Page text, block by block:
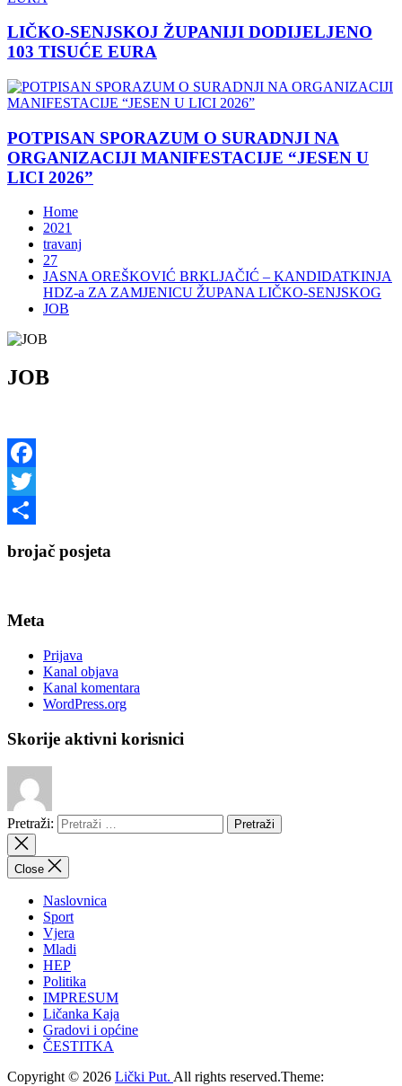
LIČKO-SENJSKOJ ŽUPANIJI DODIJELJENO
103 TISUĆE EURA
POTPISAN SPORAZUM O SURADNJI NA
ORGANIZACIJI MANIFESTACIJE “JESEN U
LICI 2026”
Home
2021
travanj
27
JASNA OREŠKOVIĆ BRKLJAČIĆ – KANDIDATKINJA
HDZ-a ZA ZAMJENICU ŽUPANA LIČKO-SENJSKOG
JOB
JOB
Facebook
Twitter
brojač posjeta
Meta
Prijava
Kanal objava
Kanal komentara
WordPress.org
Skorije aktivni korisnici
Pretraži:
Close
Naslovnica
Sport
Vjera
Mladi
HEP
Politika
IMPRESUM
Ličanka Kaja
Gradovi i općine
ČESTITKA
Copyright © 2026 Lički Put. All rights reserved.Theme: